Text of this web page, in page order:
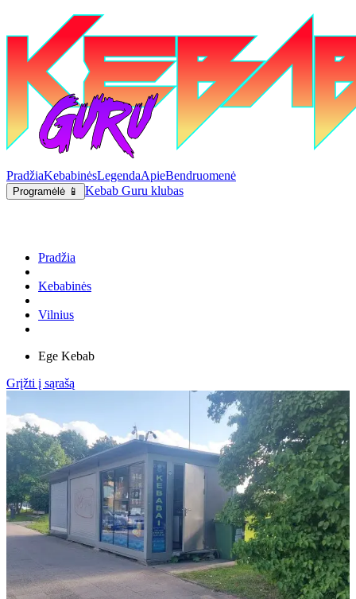
PradžiaKebabinėsLegendaApieBendruomenė
Programėlė 📱 Kebab Guru klubas
Pradžia
Kebabinės
Vilnius
Ege Kebab
Grįžti į sąrašą